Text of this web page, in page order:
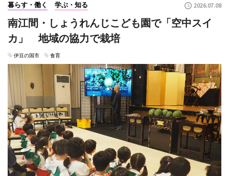
暮らす・働く 学ぶ・知る 2026.07.08
南江間・しょうれんじこども園で「空中スイ
カ」 地域の協力で栽培
伊豆の国市 食育